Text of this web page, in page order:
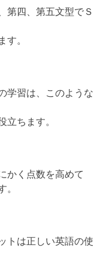
第四、第五文型でＳ
す。
学習は、このような
立ちます。
かく点数を高めて
。
トは正しい英語の使